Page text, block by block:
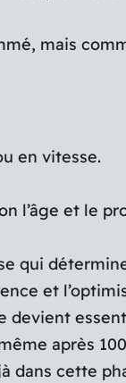
mais
en vitesse.
l’âge et le
qui
et
devient
après
dans cette